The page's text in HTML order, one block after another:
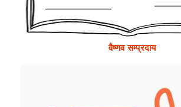
वैष्णव सम्प्रदाय